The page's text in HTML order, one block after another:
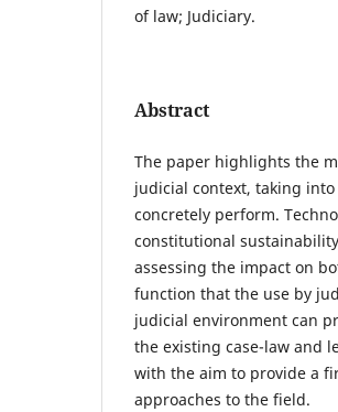
of law; Judiciary.
Abstract
The paper highlights the
judicial context, taking
concretely perform.
constitutional
assessing the impact on
function that the use by
judicial environment can
the existing case-law and
with the aim to provide a
approaches to the field.